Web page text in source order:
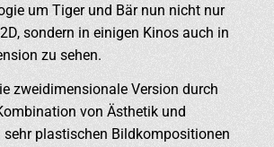
um Tiger und Bär nun nicht nur
sondern in einigen Kinos auch in
zu sehen.
zweidimensionale Version durch
von Ästhetik und
sehr plastischen Bildkompositionen